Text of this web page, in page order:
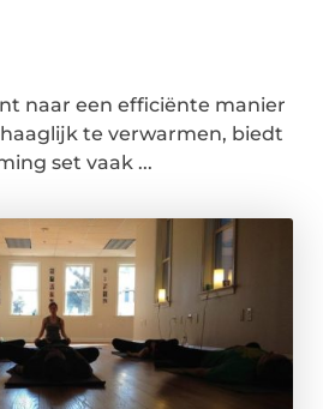
naar een efficiënte manier
te verwarmen, biedt
set vaak ...